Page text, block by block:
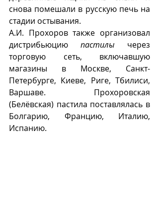
снова помешали в русскую печь на
стадии остывания.
А.И. Прохоров также организовал
дистрибьюцию пастилы через
торговую сеть, включавшую
магазины в Москве, Санкт-
Петербурге, Киеве, Риге, Тбилиси,
Варшаве. Прохоровская
(Белëвская) пастила поставлялась в
Болгарию, Францию, Италию,
Испанию.